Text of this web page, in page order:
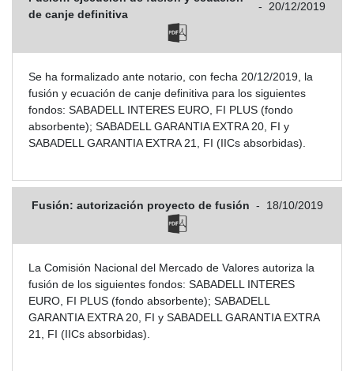
de canje definitiva
- 20/12/2019
Se ha formalizado ante notario, con fecha 20/12/2019, la
fusión y ecuación de canje definitiva para los siguientes
fondos: SABADELL INTERES EURO, FI PLUS (fondo
absorbente); SABADELL GARANTIA EXTRA 20, FI y
SABADELL GARANTIA EXTRA 21, FI (IICs absorbidas).
Fusión: autorización proyecto de fusión - 18/10/2019
La Comisión Nacional del Mercado de Valores autoriza la
fusión de los siguientes fondos: SABADELL INTERES
EURO, FI PLUS (fondo absorbente); SABADELL
GARANTIA EXTRA 20, FI y SABADELL GARANTIA EXTRA
21, FI (IICs absorbidas).